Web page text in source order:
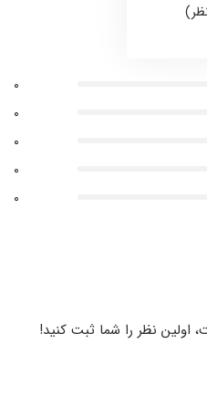
0
0
0
0
0
نظر را شما ثبت کنید!